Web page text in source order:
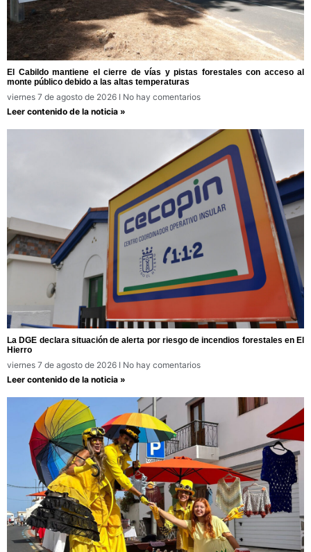
El Cabildo mantiene el cierre de vías y pistas forestales con acceso al
monte público debido a las altas temperaturas
viernes 7 de agosto de 2026
No hay comentarios
Leer contenido de la noticia »
La DGE declara situación de alerta por riesgo de incendios forestales en El
Hierro
viernes 7 de agosto de 2026
No hay comentarios
Leer contenido de la noticia »